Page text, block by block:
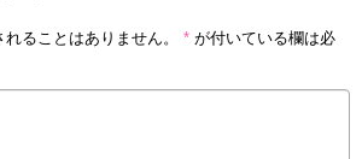
ることはありません。 * が付いている欄は必